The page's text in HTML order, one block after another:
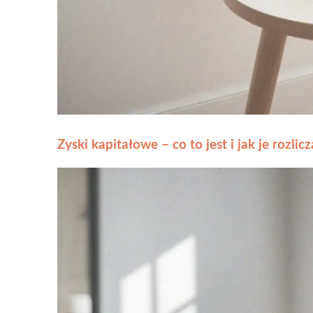
Zyski kapitałowe – co to jest i jak je